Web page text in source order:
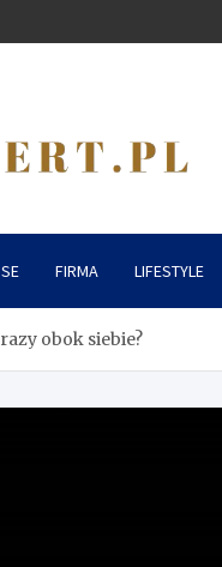
FIRMA LIFESTYLE
obok siebie?